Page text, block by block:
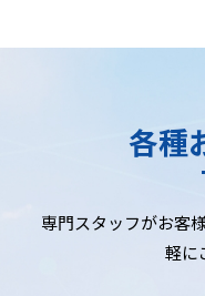
各種
専門スタッフがお客
軽に